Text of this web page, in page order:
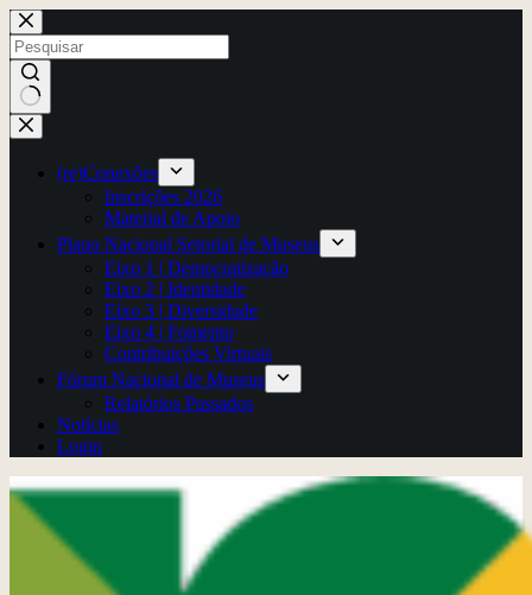
Pular
para
o
conteúdo
Sem
resultados
(re)Conexões
Inscrições 2026
Material de Apoio
Plano Nacional Setorial de Museus
Eixo 1 | Democratização
Eixo 2 | Identidade
Eixo 3 | Diversidade
Eixo 4 | Fomento
Contribuições Virtuais
Fórum Nacional de Museus
Relatórios Passados
Notícias
Login